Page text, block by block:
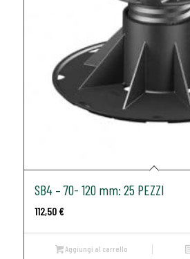
SB4 – 70- 120 mm: 25 PEZZI
112,50 €
Aggiungi al carrello